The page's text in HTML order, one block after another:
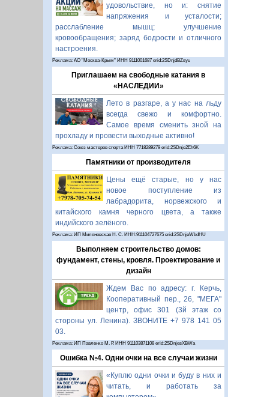
удовольствие, но и: снятие
напряжения и усталости;
расслабление мышц; улучшение
кровообращения; заряд бодрости и отличного
настроения.
Реклама: АО "Москва-Крым" ИНН 9111001687 erid:2SDnjdBZsyu
Приглашаем на свободные катания в
«НАСЛЕДИИ»
Лето в разгаре, а у нас на льду
всегда свежо и комфортно.
Самое время сменить зной на
прохладу и провести выходные активно!
Реклама: Союз мастеров спорта ИНН 7718289279 erid:2SDnje2Eh6K
Памятники от производителя
Цены ещё старые, но у нас
новое поступление из
лабрадорита, норвежского и
китайского камня черного цвета, а также
индийского зелёного.
Реклама: ИП Миляновская Н. С. ИНН:911104727675 erid:2SDnjeWbdHU
Выполняем строительство домов:
фундамент, стены, кровля. Проектирование и
дизайн
Ждем Вас по адресу: г. Керчь,
Кооперативный пер., 26, "МЕГА"
центр, офис 301 (3й этаж со
стороны ул. Ленина). ЗВОНИТЕ +7 978 141 05
03.
Реклама: ИП Павленко М. Р. ИНН 911103871108 erid:2SDnjesXBWa
Ошибка №4. Одни очки на все случаи жизни
«Куплю одни очки и буду в них и
читать, и работать за